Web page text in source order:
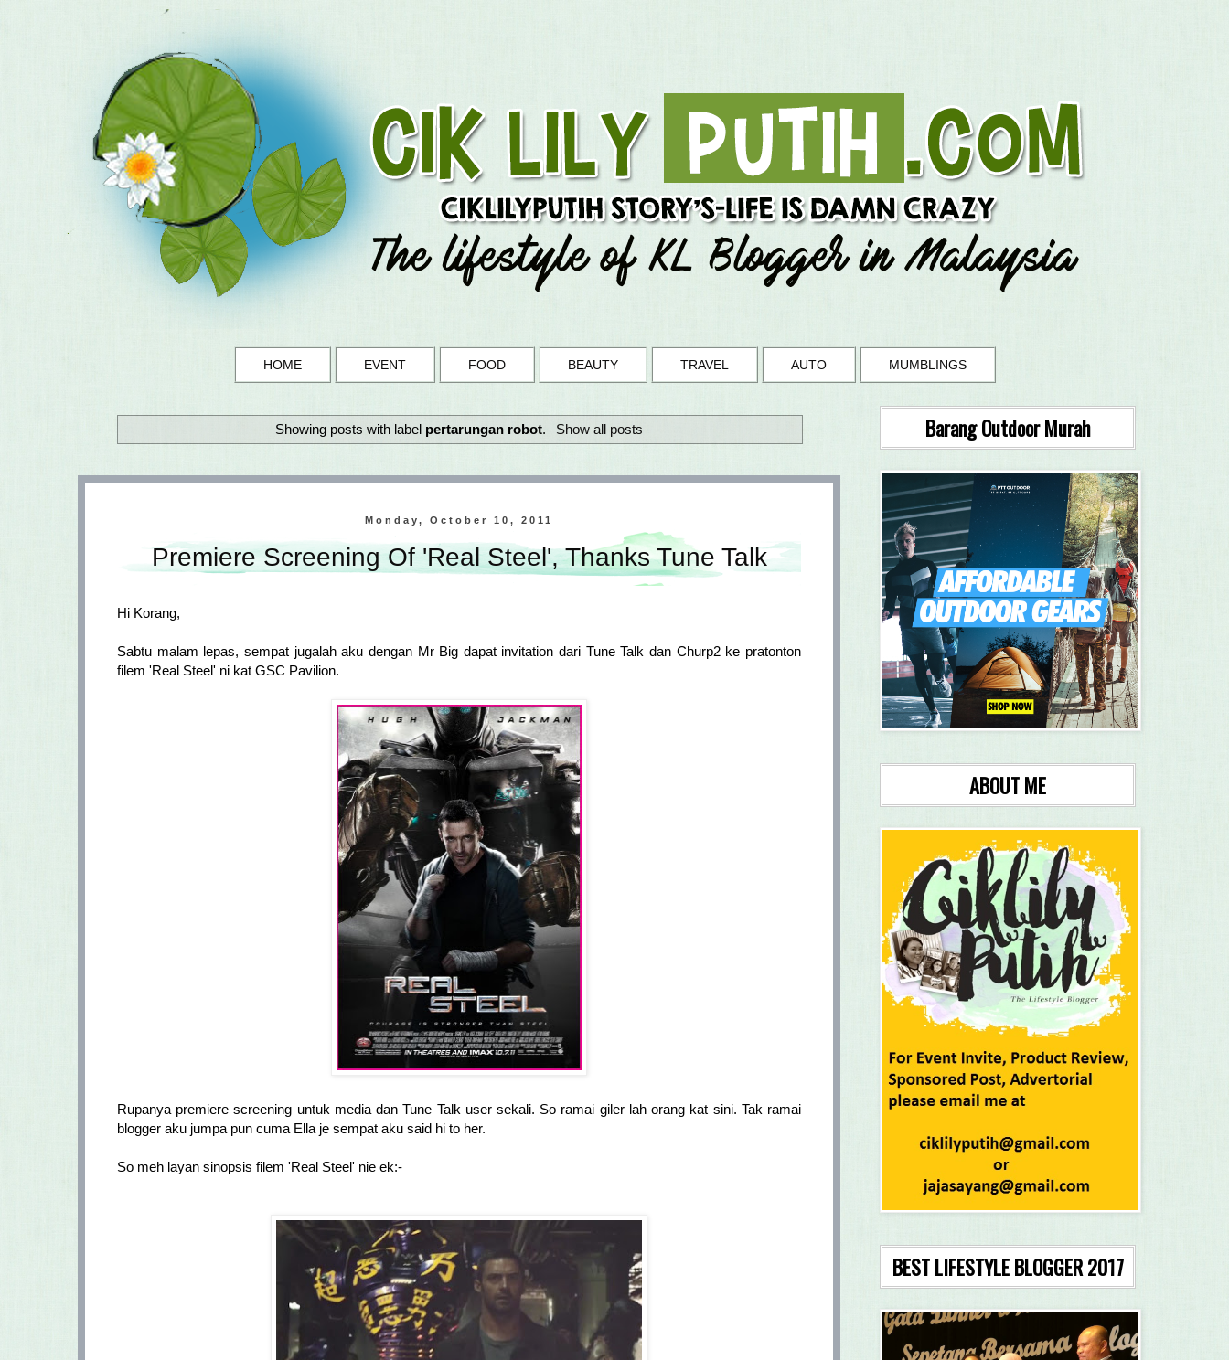
HOME EVENT FOOD BEAUTY TRAVEL AUTO MUMBLINGS
Showing posts with label pertarungan robot. Show all posts
Monday, October 10, 2011
Premiere Screening Of 'Real Steel', Thanks Tune Talk
Hi Korang,
Sabtu malam lepas, sempat jugalah aku dengan Mr Big dapat invitation dari Tune Talk dan Churp2 ke pratonton
filem 'Real Steel' ni kat GSC Pavilion.
Rupanya premiere screening untuk media dan Tune Talk user sekali. So ramai giler lah orang kat sini. Tak ramai
blogger aku jumpa pun cuma Ella je sempat aku said hi to her.
So meh layan sinopsis filem 'Real Steel' nie ek:-
Barang Outdoor Murah
ABOUT ME
BEST LIFESTYLE BLOGGER 2017